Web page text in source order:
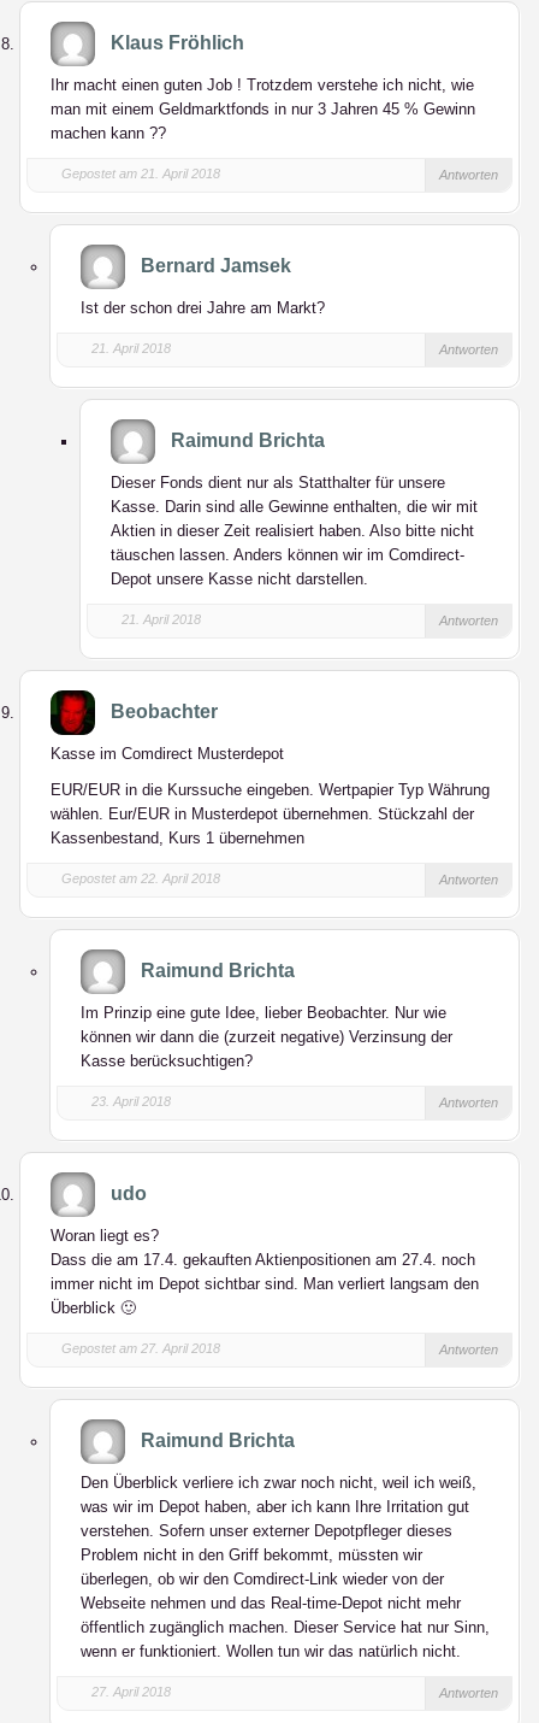
Klaus Fröhlich
Ihr macht einen guten Job ! Trotzdem verstehe ich nicht, wie
man mit einem Geldmarktfonds in nur 3 Jahren 45 % Gewinn
machen kann ??
Gepostet am 21. April 2018 Antworten
Bernard Jamsek
Ist der schon drei Jahre am Markt?
21. April 2018 Antworten
Raimund Brichta
Dieser Fonds dient nur als Statthalter für unsere
Kasse. Darin sind alle Gewinne enthalten, die wir mit
Aktien in dieser Zeit realisiert haben. Also bitte nicht
täuschen lassen. Anders können wir im Comdirect-
Depot unsere Kasse nicht darstellen.
21. April 2018 Antworten
Beobachter
Kasse im Comdirect Musterdepot
EUR/EUR in die Kurssuche eingeben. Wertpapier Typ Währung
wählen. Eur/EUR in Musterdepot übernehmen. Stückzahl der
Kassenbestand, Kurs 1 übernehmen
Gepostet am 22. April 2018 Antworten
Raimund Brichta
Im Prinzip eine gute Idee, lieber Beobachter. Nur wie
können wir dann die (zurzeit negative) Verzinsung der
Kasse berücksuchtigen?
23. April 2018 Antworten
udo
Woran liegt es?
Dass die am 17.4. gekauften Aktienpositionen am 27.4. noch
immer nicht im Depot sichtbar sind. Man verliert langsam den
Überblick 🙂
Gepostet am 27. April 2018 Antworten
Raimund Brichta
Den Überblick verliere ich zwar noch nicht, weil ich weiß,
was wir im Depot haben, aber ich kann Ihre Irritation gut
verstehen. Sofern unser externer Depotpfleger dieses
Problem nicht in den Griff bekommt, müssten wir
überlegen, ob wir den Comdirect-Link wieder von der
Webseite nehmen und das Real-time-Depot nicht mehr
öffentlich zugänglich machen. Dieser Service hat nur Sinn,
wenn er funktioniert. Wollen tun wir das natürlich nicht.
27. April 2018 Antworten